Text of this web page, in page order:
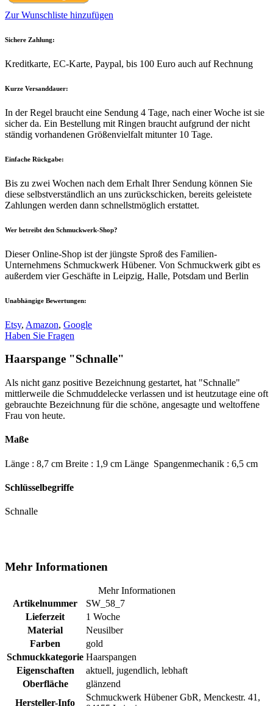
Zur Wunschliste hinzufügen
Sichere Zahlung:
Kreditkarte, EC-Karte, Paypal, bis 100 Euro auch auf Rechnung
Kurze Versanddauer:
In der Regel braucht eine Sendung 4 Tage, nach einer Woche ist sie
sicher da. Ein Bestellung mit Ringen braucht aufgrund der nicht
ständig vorhandenen Größenvielfalt mitunter 10 Tage.
Einfache Rückgabe:
Bis zu zwei Wochen nach dem Erhalt Ihrer Sendung können Sie
diese selbstverständlich an uns zurückschicken, bereits geleistete
Zahlungen werden dann schnellstmöglich erstattet.
Wer betreibt den Schmuckwerk-Shop?
Dieser Online-Shop ist der jüngste Sproß des Familien-
Unternehmens Schmuckwerk Hübener. Von Schmuckwerk gibt es
außerdem vier Geschäfte in Leipzig, Halle, Potsdam und Berlin
Unabhängige Bewertungen:
Etsy, Amazon, Google
Haben Sie Fragen
Haarspange "Schnalle"
Als nicht ganz positive Bezeichnung gestartet, hat "Schnalle"
mittlerweile die Schmuddelecke verlassen und ist heutzutage eine oft
gebrauchte Bezeichnung für die schöne, angesagte und weltoffene
Frau von heute.
Maße
Länge : 8,7 cm Breite : 1,9 cm Länge Spangenmechanik : 6,5 cm
Schlüsselbegriffe
Schnalle
Mehr Informationen
Mehr Informationen
Artikelnummer
SW_58_7
Lieferzeit
1 Woche
Material
Neusilber
Farben
gold
Schmuckkategorie Haarspangen
Eigenschaften
aktuell, jugendlich, lebhaft
Oberfläche
glänzend
Hersteller-Info
Schmuckwerk Hübener GbR, Menckestr. 41,